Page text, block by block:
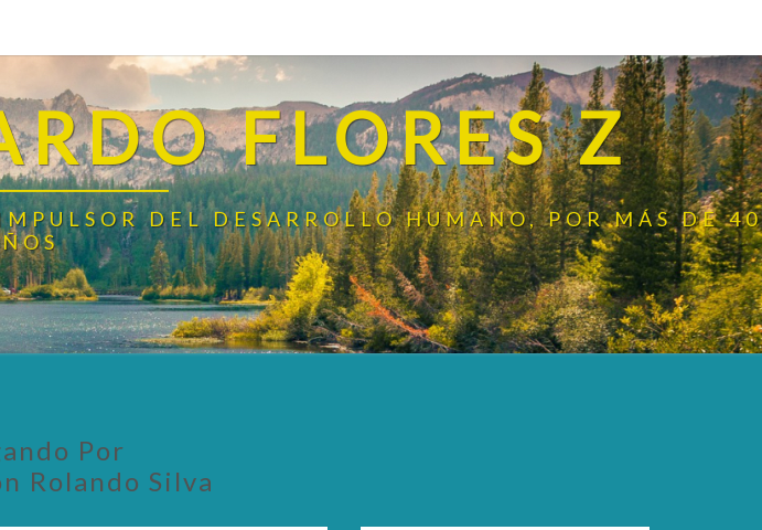
FLORES Z
DEL DESARROLLO HUMANO, POR MÁS DE 40
Por
Rolando Silva